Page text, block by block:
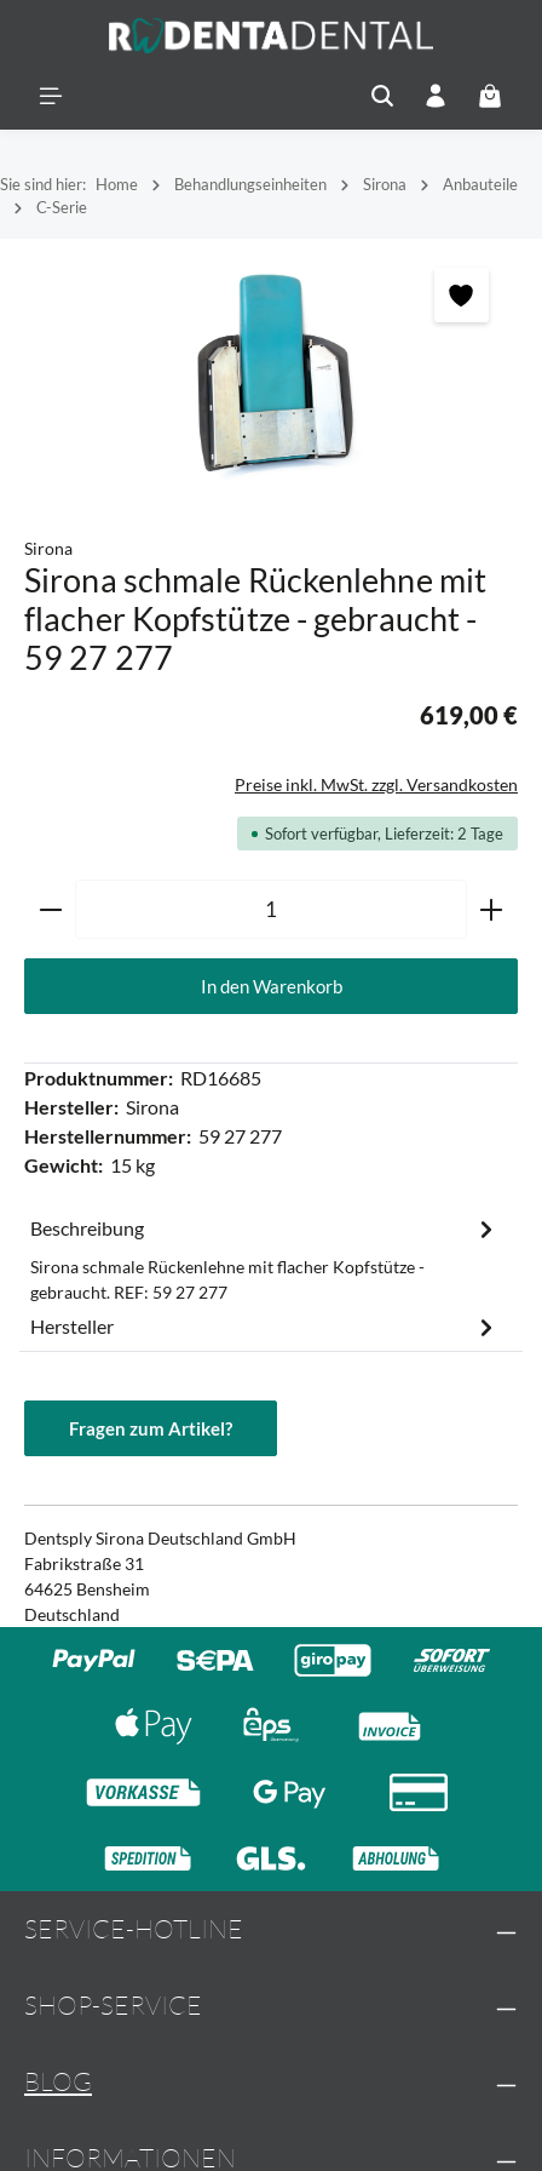
Sie sind hier: Home Behandlungseinheiten Sirona
Anbauteile
C-Serie
Sirona
Sirona schmale Rückenlehne mit
flacher Kopfstütze - gebraucht -
59 27 277
619,00 €
Preise inkl. MwSt. zzgl. Versandkosten
Sofort verfügbar, Lieferzeit: 2 Tage
Produkt Anzahl: Gib den gewünschten Wert ein oder
In den Warenkorb
Produktnummer: RD16685
Hersteller: Sirona
Herstellernummer: 59 27 277
Gewicht: 15 kg
Beschreibung
Sirona schmale Rückenlehne mit flacher Kopfstütze -
gebraucht. REF: 59 27 277
Hersteller
Fragen zum Artikel?
Dentsply Sirona Deutschland GmbH
Fabrikstraße 31
64625 Bensheim
Deutschland
SERVICE-HOTLINE
SHOP-SERVICE
BLOG
INFORMATIONEN